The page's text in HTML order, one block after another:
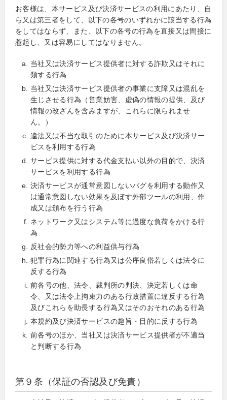
お客様は、本サービス及び決済サービスの利用にあたり、自
ら又は第三者をして、以下の各号のいずれかに該当する行為
をしてはならず、また、以下の各号の行為を直接又は間接に
惹起し、又は容易にしてはなりません。
当社又は決済サービス提供者に対する詐欺又はそれに
類する行為
当社又は決済サービス提供者の事業に支障又は混乱を
生じさせる行為（営業妨害、虚偽の情報の提供、及び
情報の改ざんを含みますが、これらに限られませ
ん。）
違法又は不当な取引のために本サービス及び決済サー
ビスを利用する行為
サービス提供に対する代金支払い以外の目的で、決済
サービスを利用する行為
決済サービスが通常意図しないバグを利用する動作又
は通常意図しない効果を及ぼす外部ツールの利用、作
成又は頒布を行う行為
ネットワーク又はシステム等に過度な負荷をかける行
為
反社会的勢力等への利益供与行為
犯罪行為に関連する行為又は公序良俗若しくは法令に
反する行為
前各号の他、法令、裁判所の判決、決定若しくは命
令、又は法令上拘束力のある行政措置に違反する行為
及びこれらを助長する行為又はそのおそれのある行為
本規約及び決済サービスの趣旨・目的に反する行為
前各号のほか、当社又は決済サービス提供者が不適当
と判断する行為
第９条（保証の否認及び免責）